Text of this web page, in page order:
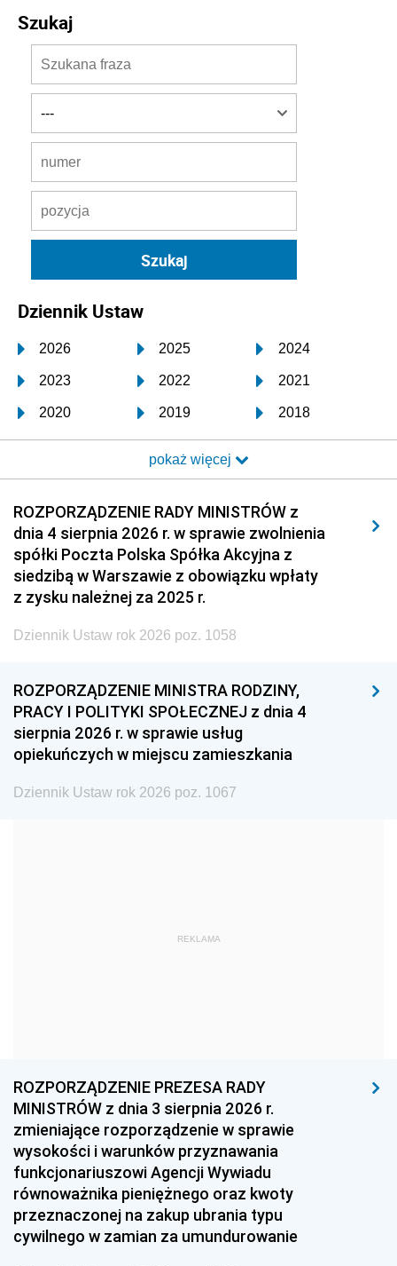
Szukaj
Dziennik Ustaw
2026 2025 2024
2023 2022 2021
2020 2019 2018
2017 2016 2015
2014 2013 2012
2011 2010 2009
2008 2007 2006
2005 2004 2003
2002 2001
1999 1998
1993 1992 1991
1990 1989
1987 1986 1985
1984 1983
1957 1956
1954 1953
1951 1950
1948 1947
1945 1944 1939
1938 1937 1936
pokaż więcej
ROZPORZĄDZENIE RADY MINISTRÓW z
dnia 4 sierpnia 2026 r. w sprawie zwolnienia
spółki Poczta Polska Spółka Akcyjna z
siedzibą w Warszawie z obowiązku wpłaty
z zysku należnej za 2025 r.
Dziennik Ustaw rok 2026 poz. 1058
ROZPORZĄDZENIE MINISTRA RODZINY,
PRACY I POLITYKI SPOŁECZNEJ z dnia 4
sierpnia 2026 r. w sprawie usług
opiekuńczych w miejscu zamieszkania
Dziennik Ustaw rok 2026 poz. 1067
REKLAMA
ROZPORZĄDZENIE PREZESA RADY
MINISTRÓW z dnia 3 sierpnia 2026 r.
zmieniające rozporządzenie w sprawie
wysokości i warunków przyznawania
funkcjonariuszowi Agencji Wywiadu
równoważnika pieniężnego oraz kwoty
przeznaczonej na zakup ubrania typu
cywilnego w zamian za umundurowanie